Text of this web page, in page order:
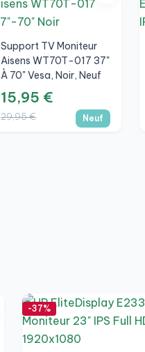
Support TV Moniteur
Aisens WT70T-017 37"
À 70" Vesa, Noir, Neuf
15,95 €
29,95 € Neuf
-37%